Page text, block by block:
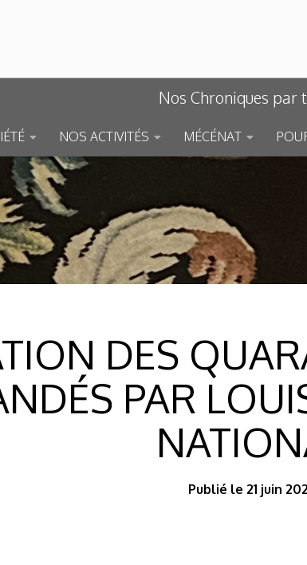
Nos Chroniques par
NOS ACTIVITÉS MÉCÉNAT
DES
PAR
Publié le 21 juin